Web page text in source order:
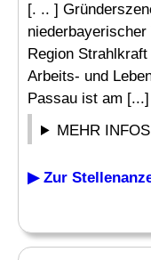
[. .. ]
Region
Arbeits- und
Passau ist am [...]
MEHR
▶ Zur